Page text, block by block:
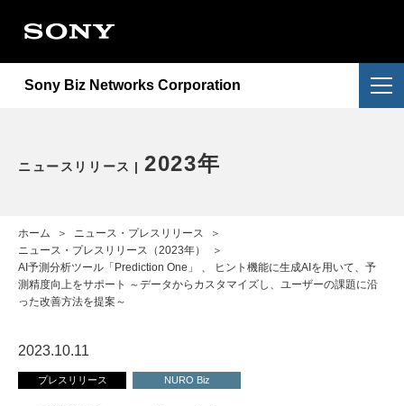
Sony Biz Networks Corporation
会社情報
アクセス
提供サービス
NURO Biz
2026年
2024年
2023年
重要なお知らせ
採用情報
ニュースリリース 2023年
ホーム ＞ ニュース・プレスリリース
＞
ニュース・プレスリリース（2023年）
＞
AI予測分析ツール「Prediction One」 、 ヒント機能に生成AIを用いて、予
測精度向上をサポート ～データからカスタマイズし、ユーザーの課題に沿
った改善方法を提案～
2023.10.11
プレスリリース NURO Biz